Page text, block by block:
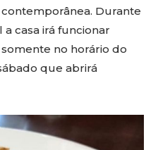
Durante
casa irá funcionar
no horário do
que abrirá